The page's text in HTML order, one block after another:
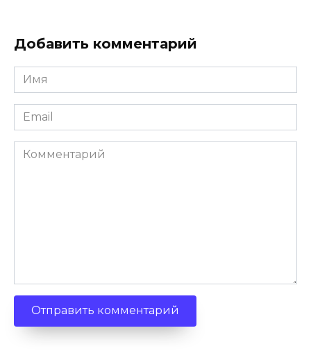
Добавить комментарий
Имя
*
Email
*
Комментарий